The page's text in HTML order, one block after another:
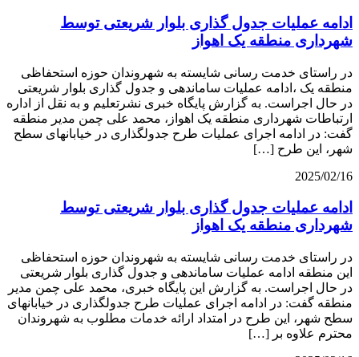
ادامه عملیات جدول گذاری بلوار شریعتی توسط
شهرداری منطقه یک اهواز
در راستای خدمت رسانی شایسته به شهروندان حوزه استحفاظی
منطقه یک ،ادامه عملیات ساماندهی و جدول گذاری بلوار شریعتی
در حال اجراست. به گزارش پایگاه خبری نشرتعلیم و به نقل از اداره
ارتباطات شهرداری منطقه یک اهواز، محمد علی چمن مدیر منطقه
گفت: در ادامه اجرای عملیات طرح جدولگذاری در خیابانهای سطح
شهر، این طرح […]
2025/02/16
ادامه عملیات جدول گذاری بلوار شریعتی توسط
شهرداری منطقه یک اهواز
در راستای خدمت رسانی شایسته به شهروندان حوزه استحفاظی
این منطقه ادامه عملیات ساماندهی و جدول گذاری بلوار شریعتی
در حال اجراست. به گزارش این پایگاه خبری، محمد علی چمن مدیر
منطقه گفت: در ادامه اجرای عملیات طرح جدولگذاری در خیابانهای
سطح شهر، این طرح در امتداد ارائه خدمات مطلوب به شهروندان
محترم علاوه بر […]